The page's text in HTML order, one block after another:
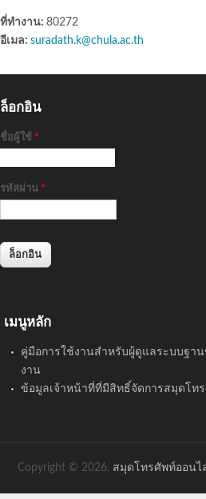
ที่ทำงาน: 80272
อีเมล: suradath.k@chula.ac.th
ล็อกอิน
ชื่อผู้ใช้ *
รหัสผ่าน *
เมนูหลัก
คู่มือการใช้งานสำหรับผู้ดูแลระบบฐา
งาน
ข้อมูลเจ้าหน้าที่ที่มีสิทธิ์จัดการสมุดโท
Copyright © 2026, สมุดโทรศัพท์ออน